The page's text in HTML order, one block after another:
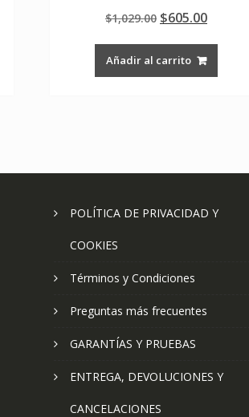
4.50
de 5
$1,029.00 Original
was:
$1,029.00.
$605.00Current
$605.00.
Añadir al carrito
POLÍTICA DE PRIVACIDAD Y
COOKIES
Términos y Condiciones
Preguntas más frecuentes
GARANTÍAS Y PRUEBAS
ENTREGA, DEVOLUCIONES Y
CANCELACIONES